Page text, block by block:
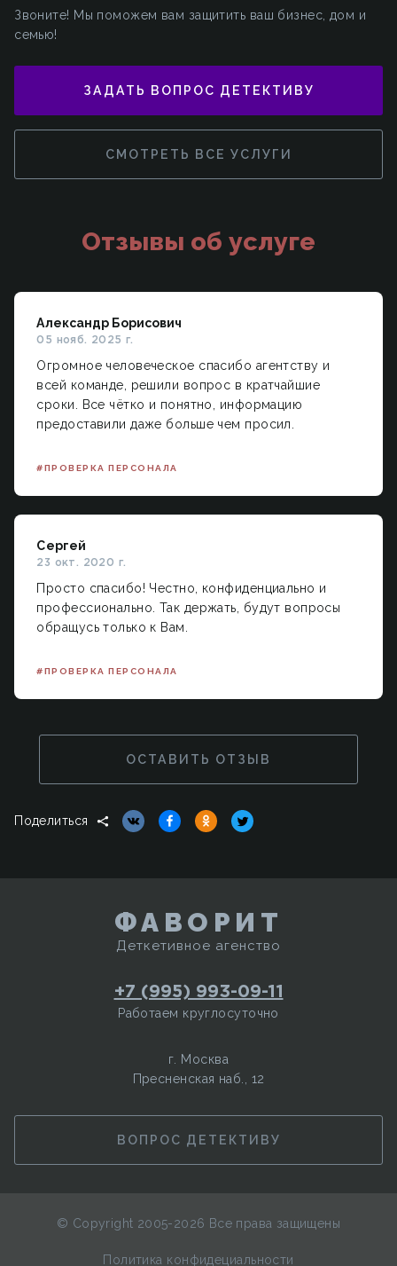
Звоните! Мы поможем вам защитить ваш бизнес, дом и
семью!
ЗАДАТЬ ВОПРОС ДЕТЕКТИВУ
СМОТРЕТЬ ВСЕ УСЛУГИ
Отзывы об услуге
Александр Борисович
05 нояб. 2025 г.
Огромное человеческое спасибо агентству и
всей команде, решили вопрос в кратчайшие
сроки. Все чётко и понятно, информацию
предоставили даже больше чем просил.
#ПРОВЕРКА ПЕРСОНАЛА
Сергей
23 окт. 2020 г.
Просто спасибо! Честно, конфиденциально и
профессионально. Так держать, будут вопросы
обращусь только к Вам.
#ПРОВЕРКА ПЕРСОНАЛА
ОСТАВИТЬ ОТЗЫВ
Поделиться
ФАВОРИТ
Деткетивное агенство
+7 (995) 993-09-11
Работаем круглосуточно
г. Москва
Пресненская наб., 12
ВОПРОС ДЕТЕКТИВУ
© Copyright 2005-2026 Все права защищены
Политика конфидециальности